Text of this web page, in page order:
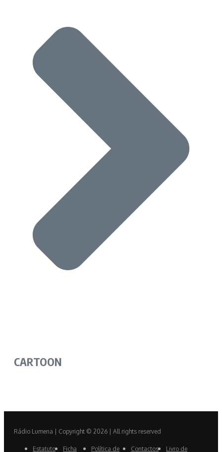
CARTOON
Rádio Lumena | Copyright © 2026 | All rights reserved
Estatuto Ficha Política de Contactos Livro de